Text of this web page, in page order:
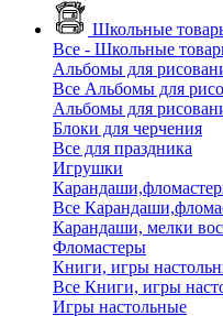
Школьные
Все - Школьные
Альбомы для
Все Альбомы для
Альбомы для
Блоки для черчения
Все для праздника
Игрушки
Все
Карандаши, мелки
Фломастеры
Книги, игры
Все Книги, игры
Игры настольные